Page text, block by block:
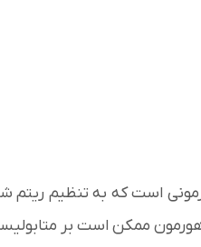
است که به تنظیم
ممکن است بر متابولیسم